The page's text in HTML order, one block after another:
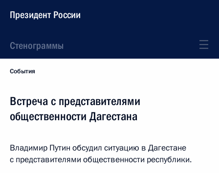
Президент России
Стенограммы
События
Встреча с представителями
общественности Дагестана
Владимир Путин обсудил ситуацию в Дагестане
с представителями общественности республики.